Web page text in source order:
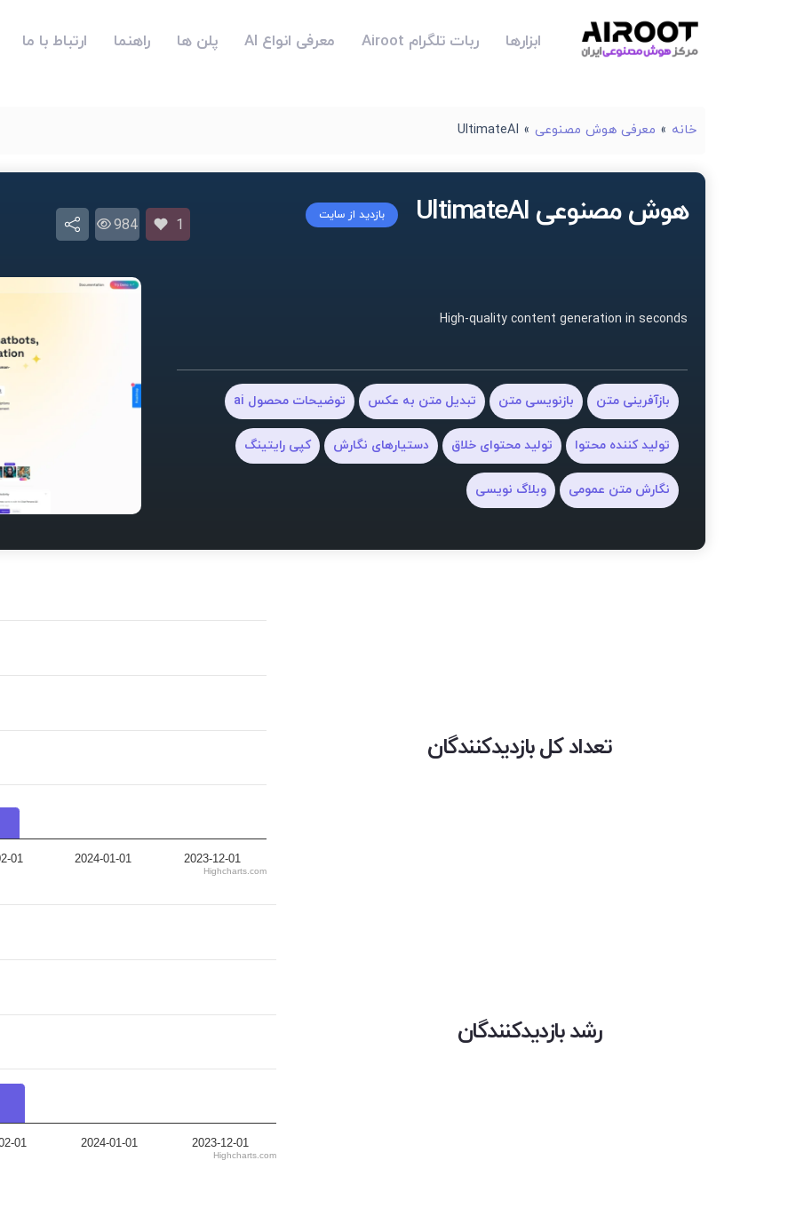
ابزارها ربات تلگرام Airoot معرفی انواع AI پلن ها راهنما ارتباط با ما
خانه » معرفی هوش مصنوعی »
UltimateAI
هوش مصنوعی UltimateAI بازدید از سایت
1
984
High-quality content generation in seconds
بازآفرینی متن بازنویسی متن تبدیل متن به عکس توضیحات محصول ai
تولید کننده محتوا تولید محتوای خلاق دستیارهای نگارش کپی رایتینگ
نگارش متن عمومی وبلاگ نویسی
تعداد کل بازدیدکنندگان
01 2024-01-01 2023-12-01
Highcharts.com
رشد بازدیدکنندگان
01 2024-01-01 2023-12-01
Highcharts.com